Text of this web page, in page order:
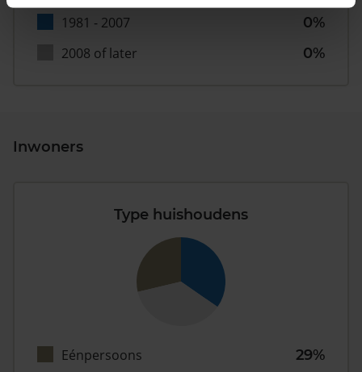
1981 - 2007
0%
2008 of later
0%
Inwoners
Type huishoudens
Eénpersoons
29%